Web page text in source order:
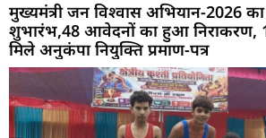
मुख्यमंत्री जन विश्वास अभियान-2026
शुभारंभ,48 आवेदनों का हुआ निराकरण, 14
मिले अनुकंपा नियुक्ति प्रमाण-पत्र